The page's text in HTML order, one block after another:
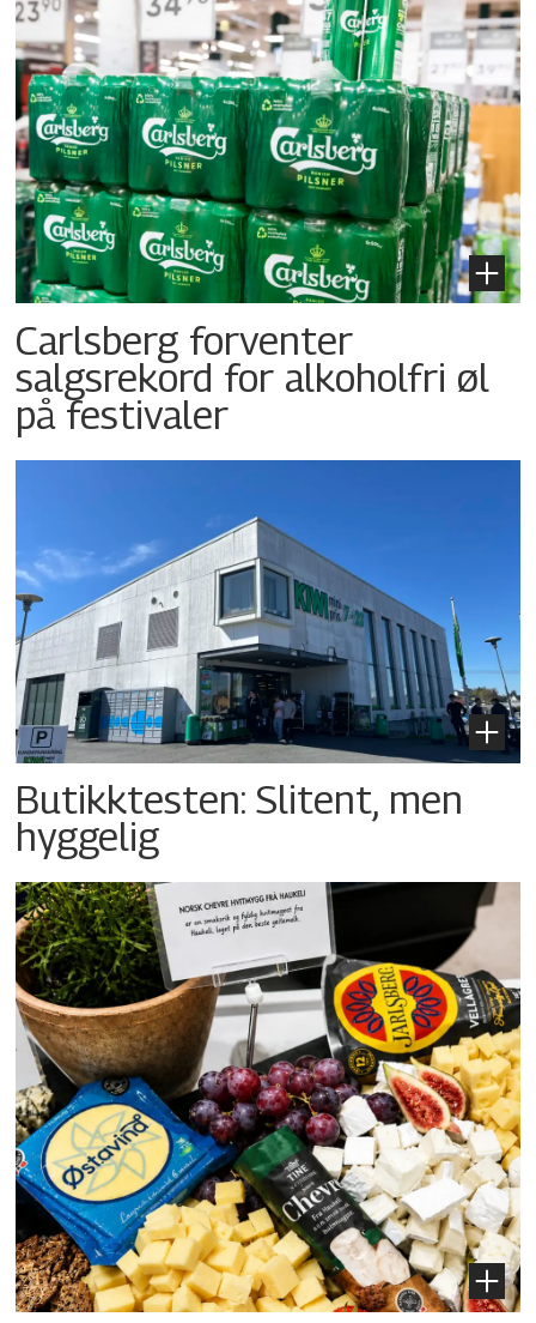
Carlsberg forventer
salgsrekord for alkoholfri øl
på festivaler
Butikktesten: Slitent, men
hyggelig